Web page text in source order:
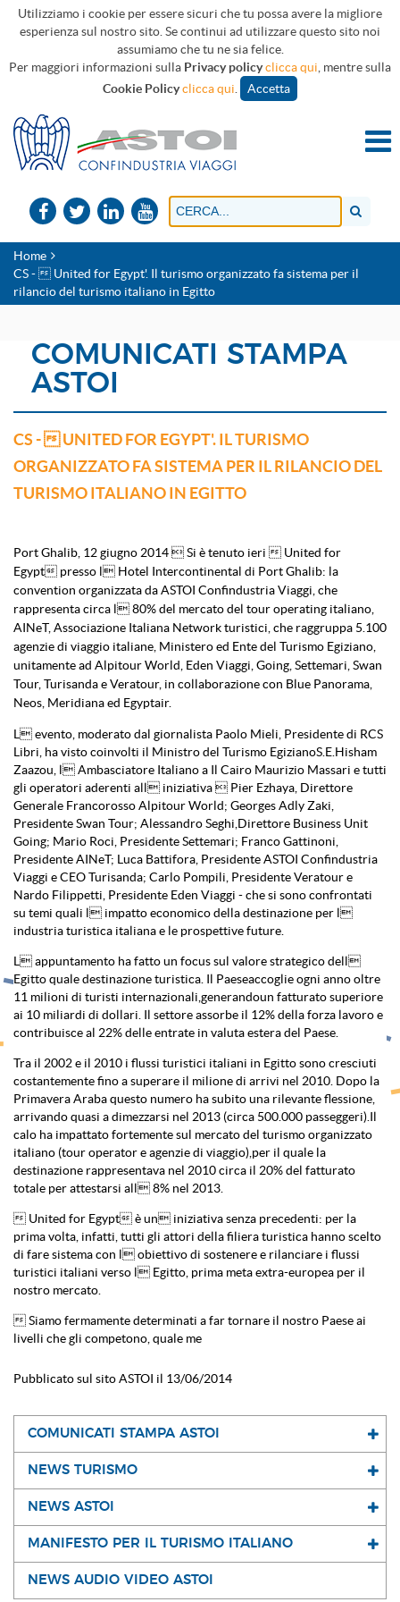
Utilizziamo i cookie per essere sicuri che tu possa avere la migliore
esperienza sul nostro sito. Se continui ad utilizzare questo sito noi
assumiamo che tu ne sia felice.
Per maggiori informazioni sulla Privacy policyclicca qui , mentre sulla
Cookie Policyclicca qui Accetta
Home
CS -  United for Egypt'. Il turismo organizzato fa sistema per il
rilancio del turismo italiano in Egitto
COMUNICATI STAMPA
ASTOI
CS -  UNITED FOR EGYPT'. IL TURISMO
ORGANIZZATO FA SISTEMA PER IL RILANCIO DEL
TURISMO ITALIANO IN EGITTO
Port Ghalib, 12 giugno 2014  Si è tenuto ieri United for
Egypt presso l Hotel Intercontinental di Port Ghalib: la
convention organizzata daASTOI Confindustria Viaggi , che
rappresenta circa l 80% del mercato del tour operating italiano,
AINeT, Associazione Italiana Network turistici, che raggruppa 5.100
agenzie di viaggio italiane, Ministeroed Ente del Turismo Egiziano
unitamente ad Alpitour World Eden Viaggi Going Settemari Swan
Tour, TurisandaeVeratour, in collaborazione con Blue Panorama
Neos Meridianaed Egyptair.
L evento, moderato dal giornalista Paolo Mieli, Presidente di RCS
Libri, ha visto coinvolti il Ministro del Turismo EgizianoS.E.Hisham
Zaazou, l Ambasciatore Italiano a Il Cairo Maurizio Massari e tutti
gli operatori aderenti all iniziativa  Pier Ezhaya, Direttore
Generale Francorosso Alpitour World; Georges Adly Zaki,
Presidente Swan Tour; Alessandro Seghi,Direttore Business Unit
Going; Mario Roci, Presidente Settemari; Franco Gattinoni,
Presidente AINeT; Luca Battifora, Presidente ASTOI Confindustria
Viaggi e CEO Turisanda; Carlo Pompili, Presidente Veratour e
Nardo Filippetti, Presidente Eden Viaggi - che si sono confrontati
su temi quali l impatto economico della destinazione per l
industria turistica italiana e le prospettive future.
L appuntamento ha fatto un focus sul valore strategico dell
Egitto quale destinazione turistica. Il Paeseaccoglie ogni anno oltre
11 milioni di turisti internazionali,generandoun fatturato superiore
ai 10 miliardi di dollari. Il settore assorbe il 12% della forza lavoro e
contribuisce al 22% delle entrate in valuta estera del Paese.
Tra il 2002 e il 2010 i flussi turistici italiani in Egitto sono cresciuti
costantemente fino a superare il milione di arrivi nel 2010. Dopo la
Primavera Araba questo numero ha subito una rilevante flessione,
arrivando quasi a dimezzarsi nel 2013 (circa 500.000 passeggeri).Il
calo ha impattato fortemente sul mercato del turismo organizzato
italiano (tour operator e agenzie di viaggio),per il quale la
destinazione rappresentava nel 2010 circa il 20% del fatturato
totale per attestarsi all 8% nel 2013.
United for Egypt è un iniziativa senza precedenti: per la
prima volta, infatti, tutti gli attori della filiera turistica hanno scelto
di fare sistema con l obiettivo di sostenere e rilanciare i flussi
turistici italiani verso l Egitto, prima meta extra-europea per il
nostro mercato.
Siamo fermamente determinati a far tornare il nostro Paese ai
livelli che gli competono, quale me
Pubblicato sul sito ASTOI il 13/06/2014
COMUNICATI STAMPA ASTOI
NEWS TURISMO
NEWS ASTOI
MANIFESTO PER IL TURISMO ITALIANO
NEWS AUDIO VIDEO ASTOI